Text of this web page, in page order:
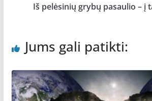
Iš pelėsinių grybų pasaulio – į
Jums gali patikti: